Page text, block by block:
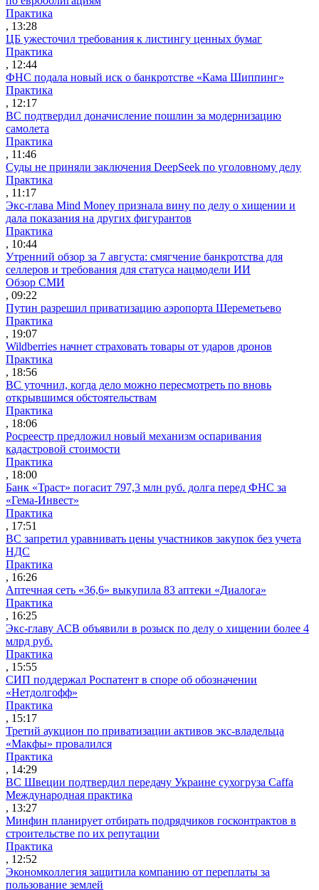
Практика
, 13:28
ЦБ ужесточил требования к листингу ценных бумаг
Практика
, 12:44
ФНС подала новый иск о банкротстве «Кама Шиппинг»
Практика
, 12:17
ВС подтвердил доначисление пошлин за модернизацию
самолета
Практика
, 11:46
Суды не приняли заключения DeepSeek по уголовному делу
Практика
, 11:17
Экс-глава Mind Money признала вину по делу о хищении и
дала показания на других фигурантов
Практика
, 10:44
Утренний обзор за 7 августа: смягчение банкротства для
селлеров и требования для статуса нацмодели ИИ
Обзор СМИ
, 09:22
Путин разрешил приватизацию аэропорта Шереметьево
Практика
, 19:07
Wildberries начнет страховать товары от ударов дронов
Практика
, 18:56
ВС уточнил, когда дело можно пересмотреть по вновь
открывшимся обстоятельствам
Практика
, 18:06
Росреестр предложил новый механизм оспаривания
кадастровой стоимости
Практика
, 18:00
Банк «Траст» погасит 797,3 млн руб. долга перед ФНС за
«Гема-Инвест»
Практика
, 17:51
ВС запретил уравнивать цены участников закупок без учета
НДС
Практика
, 16:26
Аптечная сеть «36,6» выкупила 83 аптеки «Диалога»
Практика
, 16:25
Экс-главу АСВ объявили в розыск по делу о хищении более 4
млрд руб.
Практика
, 15:55
СИП поддержал Роспатент в споре об обозначении
«Нетдолгофф»
Практика
, 15:17
Третий аукцион по приватизации активов экс-владельца
«Макфы» провалился
Практика
, 14:29
ВС Швеции подтвердил передачу Украине сухогруза Caffa
Международная практика
, 13:27
Минфин планирует отбирать подрядчиков госконтрактов в
строительстве по их репутации
Практика
, 12:52
Экономколлегия защитила компанию от переплаты за
пользование землей